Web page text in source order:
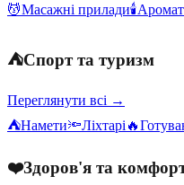
💆Масажні прилади🕯️
⛺Спорт та туризм
Переглянути всі →
⛺Намети🔦Ліхтарі 🔥
❤️Здоров'я та